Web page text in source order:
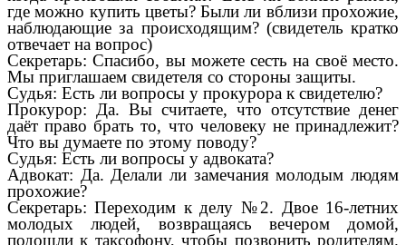
где можно купить цветы? Были ли вблизи прохожие,
наблюдающие за происходящим? (свидетель кратко
отвечает на вопрос)
Секретарь: Спасибо, вы можете сесть на своё место.
Мы приглашаем свидетеля со стороны защиты.
Судья: Есть ли вопросы у прокурора к свидетелю?
Прокурор: Да. Вы считаете, что отсутствие денег
даёт право брать то, что человеку не принадлежит?
Что вы думаете по этому поводу?
Судья: Есть ли вопросы у адвоката?
Адвокат: Да. Делали ли замечания молодым людям
прохожие?
Секретарь: Переходим к делу №2. Двое 16-летних
молодых людей, возвращаясь вечером домой,
подошли к таксофону, чтобы позвонить родителям.